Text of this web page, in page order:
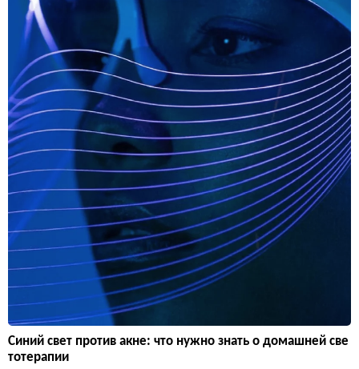
Синий свет против акне: что нужно знать о домашней све
тотерапии